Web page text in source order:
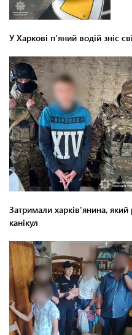
У Харкові п'яний водій зніс
Затримали харків'янина,
канікул